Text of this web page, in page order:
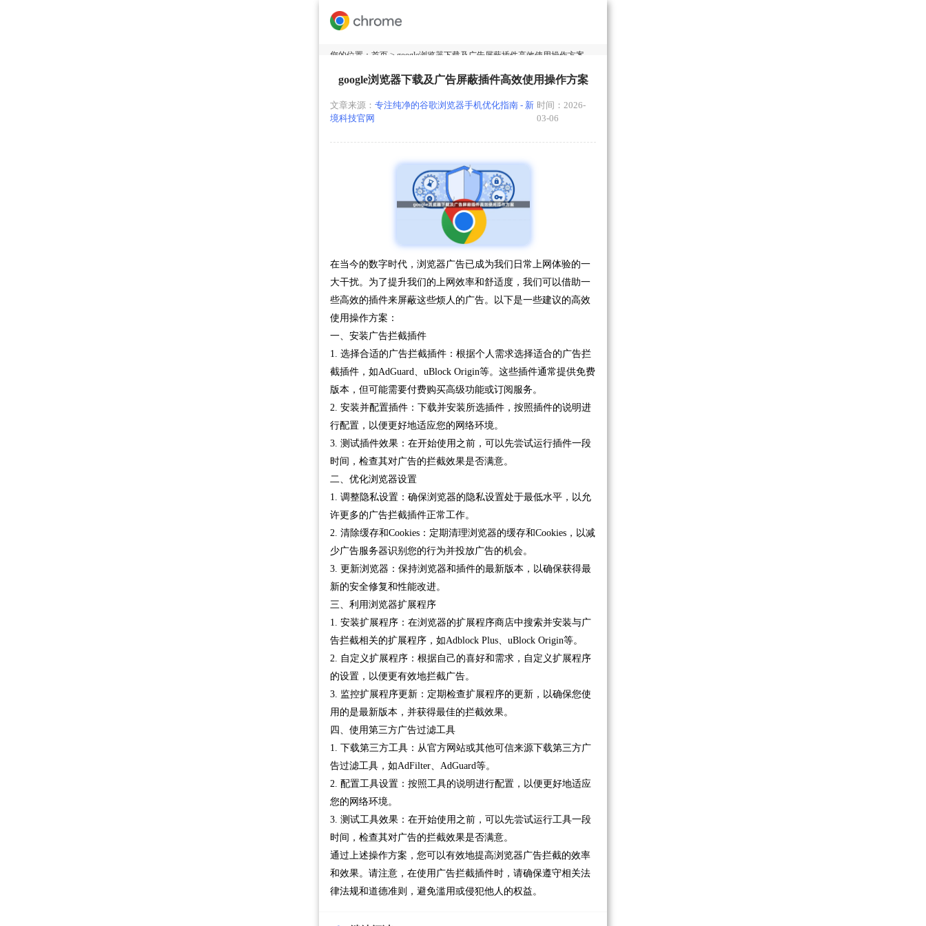
您的位置： 首页 > google浏览器下载及广告屏蔽插件高效使用操作方案
google浏览器下载及广告屏蔽插件高效使用操作方案
文章来源： 专注纯净的谷歌浏览器手机优化指南 - 新
境科技官网
时间：2026-
03-06
在当今的数字时代，浏览器广告已成为我们日常上网体验的一
大干扰。为了提升我们的上网效率和舒适度，我们可以借助一
些高效的插件来屏蔽这些烦人的广告。以下是一些建议的高效
使用操作方案：
一、安装广告拦截插件
1. 选择合适的广告拦截插件：根据个人需求选择适合的广告拦
截插件，如AdGuard、uBlock Origin等。这些插件通常提供免费
版本，但可能需要付费购买高级功能或订阅服务。
2. 安装并配置插件：下载并安装所选插件，按照插件的说明进
行配置，以便更好地适应您的网络环境。
3. 测试插件效果：在开始使用之前，可以先尝试运行插件一段
时间，检查其对广告的拦截效果是否满意。
二、优化浏览器设置
1. 调整隐私设置：确保浏览器的隐私设置处于最低水平，以允
许更多的广告拦截插件正常工作。
2. 清除缓存和Cookies：定期清理浏览器的缓存和Cookies，以减
少广告服务器识别您的行为并投放广告的机会。
3. 更新浏览器：保持浏览器和插件的最新版本，以确保获得最
新的安全修复和性能改进。
三、利用浏览器扩展程序
1. 安装扩展程序：在浏览器的扩展程序商店中搜索并安装与广
告拦截相关的扩展程序，如Adblock Plus、uBlock Origin等。
2. 自定义扩展程序：根据自己的喜好和需求，自定义扩展程序
的设置，以便更有效地拦截广告。
3. 监控扩展程序更新：定期检查扩展程序的更新，以确保您使
用的是最新版本，并获得最佳的拦截效果。
四、使用第三方广告过滤工具
1. 下载第三方工具：从官方网站或其他可信来源下载第三方广
告过滤工具，如AdFilter、AdGuard等。
2. 配置工具设置：按照工具的说明进行配置，以便更好地适应
您的网络环境。
3. 测试工具效果：在开始使用之前，可以先尝试运行工具一段
时间，检查其对广告的拦截效果是否满意。
通过上述操作方案，您可以有效地提高浏览器广告拦截的效率
和效果。请注意，在使用广告拦截插件时，请确保遵守相关法
律法规和道德准则，避免滥用或侵犯他人的权益。